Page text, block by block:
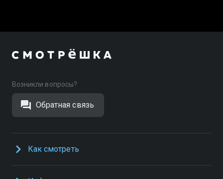
Возникли вопросы?
Обратная связь
Как смотреть